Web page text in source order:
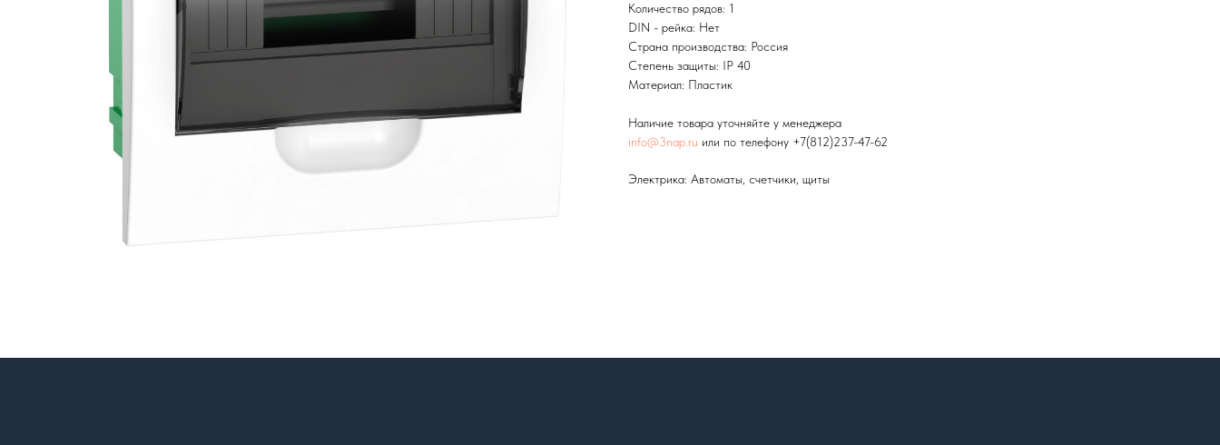
Количество рядов: 1
DIN - рейка: Нет
Страна производства: Россия
Степень защиты: IP 40
Материал: Пластик
Наличие товара уточняйте у менеджера
info@3nap.ru или по телефону +7(812)237-47-62
Электрика: Автоматы, счетчики, щиты